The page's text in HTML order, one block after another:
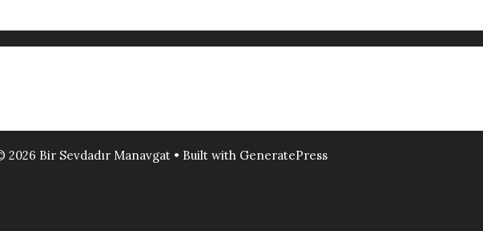
2026 Bir Sevdadır Manavgat • Built with GeneratePress